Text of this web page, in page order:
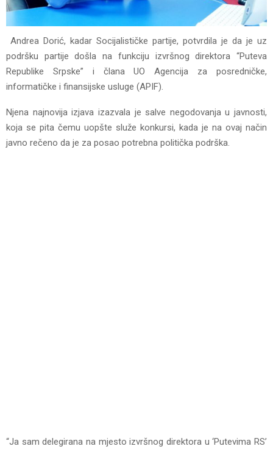
Andrea Dorić, kadar Socijalističke partije, potvrdila je da je uz
podršku partije došla na funkciju izvršnog direktora “Puteva
Republike Srpske” i člana UO Agencija za posredničke,
informatičke i finansijske usluge (APIF).
Njena najnovija izjava izazvala je salve negodovanja u javnosti,
koja se pita čemu uopšte služe konkursi, kada je na ovaj način
javno rečeno da je za posao potrebna politička podrška.
“Ja sam delegirana na mjesto izvršnog direktora u ‘Putevima RS’